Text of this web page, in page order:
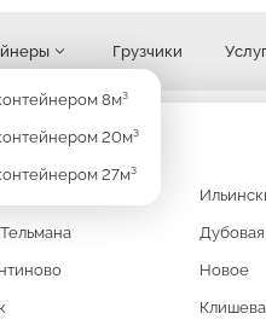
Новое
Клишева
8м³
20м³
27м³
Грузчики
Узнать стоимость